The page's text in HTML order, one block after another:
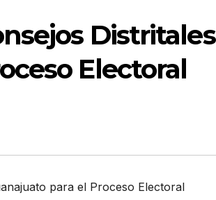
Distritales
Electoral
para el Proceso Electoral